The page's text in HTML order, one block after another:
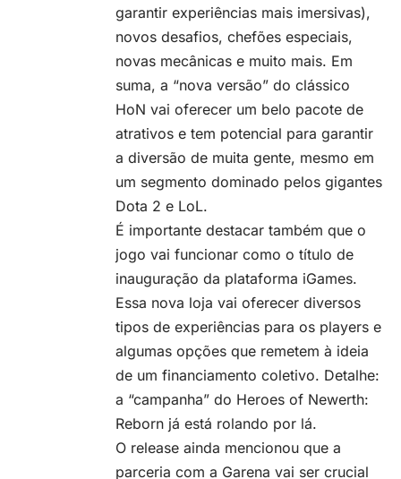
garantir experiências mais imersivas),
novos desafios, chefões especiais,
novas mecânicas e muito mais. Em
suma, a “nova versão” do clássico
HoN vai oferecer um belo pacote de
atrativos e tem potencial para garantir
a diversão de muita gente, mesmo em
um segmento dominado pelos gigantes
Dota 2 e LoL.
É importante destacar também que o
jogo vai funcionar como o título de
inauguração da plataforma iGames.
Essa nova loja vai oferecer diversos
tipos de experiências para os players e
algumas opções que remetem à ideia
de um financiamento coletivo. Detalhe:
a “campanha” do Heroes of Newerth:
Reborn já está rolando por lá.
O release ainda mencionou que a
parceria com a Garena vai ser crucial